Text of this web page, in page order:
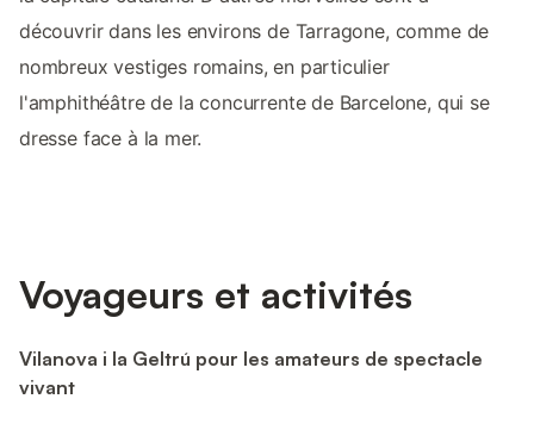
découvrir dans les environs de Tarragone, comme de
nombreux vestiges romains, en particulier
l'amphithéâtre de la concurrente de Barcelone, qui se
dresse face à la mer.
Voyageurs et activités
Vilanova i la Geltrú pour les amateurs de spectacle
vivant